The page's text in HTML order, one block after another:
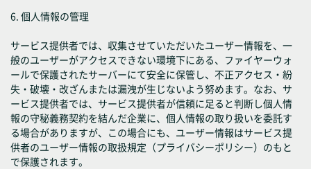
6. 個人情報の管理
サービス提供者では、収集させていただいたユーザー情報を、一
般のユーザーがアクセスできない環境下にある、ファイヤーウォ
ールで保護されたサーバーにて安全に保管し、不正アクセス・紛
失・破壊・改ざんまたは漏洩が生じないよう努めます。なお、サ
ービス提供者では、サービス提供者が信頼に足ると判断し個人情
報の守秘義務契約を結んだ企業に、個人情報の取り扱いを委託す
る場合がありますが、この場合にも、ユーザー情報はサービス提
供者のユーザー情報の取扱規定（プライバシーポリシー）のもと
で保護されます。